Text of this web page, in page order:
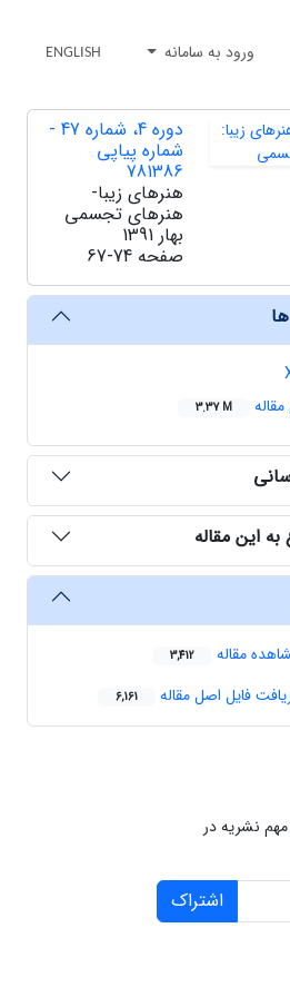
ورود به سامانه ENGLISH
دوره 4، شماره 47 -
شماره پیاپی
781386
هنرهای زیبا-
هنرهای تجسمی
بهار 1391
صفحه 67-74
3.37 M
به این مقاله
مقاله 3,412
فایل اصل مقاله 6,161
مهم نشریه در
اشتراک